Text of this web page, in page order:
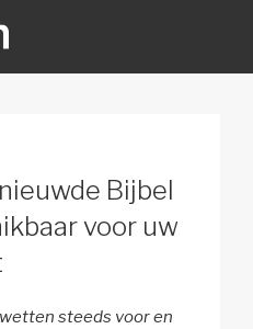
Bijbel
voor uw
steeds voor en